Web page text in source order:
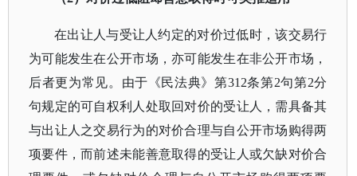
在出让人与受让人约定的对价过低时，该交易行
为可能发生在公开市场，亦可能发生在非公开市场，
后者更为常见。由于《民法典》第312条第2句第2分
句规定的可自权利人处取回对价的受让人，需具备其
与出让人之交易行为的对价合理与自公开市场购得两
项要件，而前述未能善意取得的受让人或欠缺对价合